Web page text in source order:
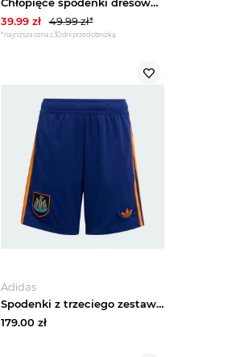
39.99zł 49.99zł*
*najniższa cena z 30 dni przed obniżką
Adidas
Spodenki z trzeciego zestawu Newcastle United FC 25 / 26 Adidas
179.00zł